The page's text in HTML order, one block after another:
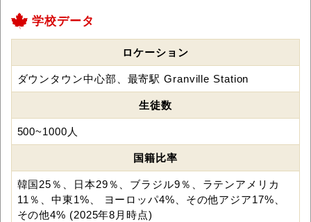
学校データ
ロケーション
ダウンタウン中心部、最寄駅 Granville Station
生徒数
500~1000人
国籍比率
韓国25％、日本29％、ブラジル9％、ラテンアメリカ
11％、中東1%、 ヨーロッパ4%、その他アジア17%、
その他4% (2025年8月時点)